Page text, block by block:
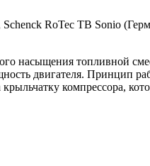
RoTec TB Sonio
насыщения топливной
двигателя. Принцип
компрессора,